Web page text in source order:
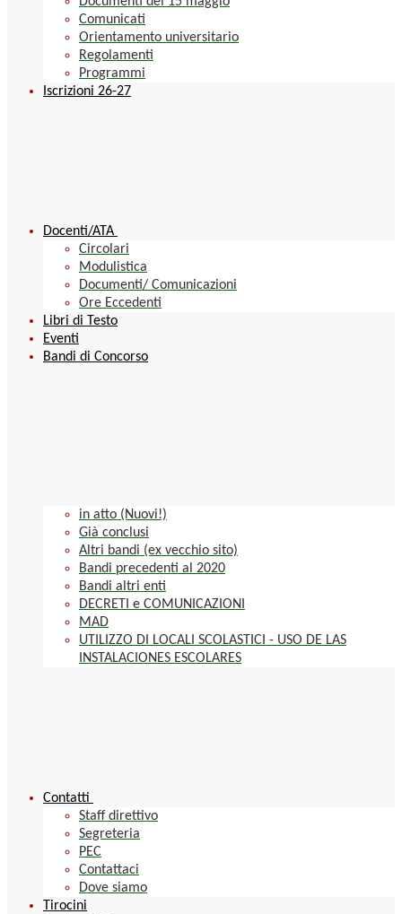
Comunicati
Orientamento universitario
Regolamenti
Programmi
Iscrizioni 26-27
Docenti/ATA
Circolari
Modulistica
Documenti/ Comunicazioni
Ore Eccedenti
Libri di Testo
Eventi
Bandi di Concorso
in atto (Nuovi!)
Già conclusi
Altri bandi (ex vecchio sito)
Bandi precedenti al 2020
Bandi altri enti
DECRETI e COMUNICAZIONI
MAD
UTILIZZO DI LOCALI SCOLASTICI - USO DE LAS
INSTALACIONES ESCOLARES
Contatti
Staff direttivo
Segreteria
PEC
Contattaci
Dove siamo
Tirocini